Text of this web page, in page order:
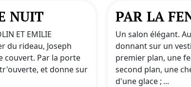
NUIT
ET EMILIE
du rideau, Joseph
couvert. Par la porte
et donne sur
PAR LA
Un salon élégant.
donnant sur un
premier plan, une
second plan, une
d'une glace ; ...